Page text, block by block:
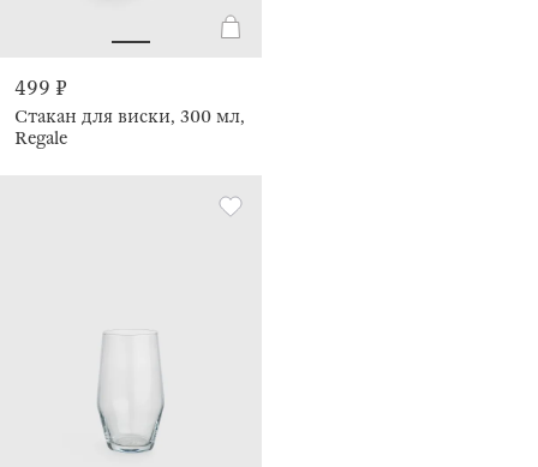
499 ₽
Стакан для виски, 300 мл,
Regale